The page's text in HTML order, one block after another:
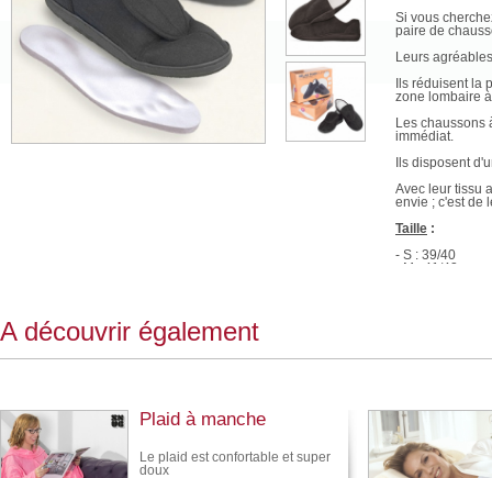
Si vous
paire de
Leurs
Ils réduisent la
zone lombaire
Les chaussons
immédiat.
Ils disposent
Avec leur tissu
envie ; c'est de
Taille :
- S : 39/40
- M : 41/42
- Meilleur
A découvrir également
Plaid à manche
Le plaid est confortable et super
doux